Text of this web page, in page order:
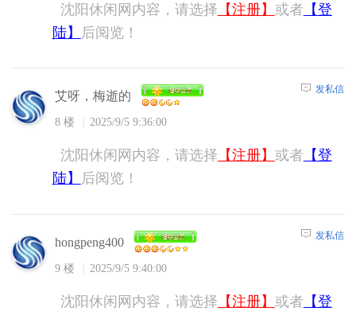
沈阳休闲网内容，请选择 【注册】 或者 【登
陆】
后阅览！
艾呀，梅逝的
8 楼 2025/9/5 9:36:00
发私信
沈阳休闲网内容，请选择 【注册】 或者 【登
陆】
后阅览！
hongpeng400
9 楼 2025/9/5 9:40:00
发私信
沈阳休闲网内容，请选择 【注册】 或者 【登